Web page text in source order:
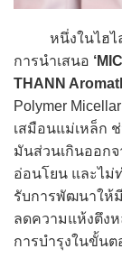
หนึ่งในไฮไลต์
การนำเสนอ
THANN
Polymer
เสมือนแม่เหล็ก
มันส่วนเกินออก
อ่อนโยน และไม่
รับการพัฒนาให้
ลดความแห้งตึง
การบำรุงในขั้นต